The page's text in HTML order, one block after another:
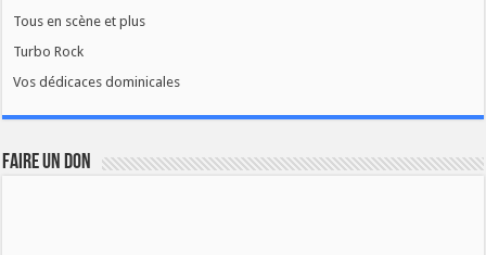
Tous en scène et plus
Turbo Rock
Vos dédicaces dominicales
FAIRE UN DON